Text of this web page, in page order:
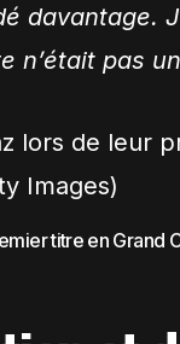
davantage.
n’était pas
titre en Grand